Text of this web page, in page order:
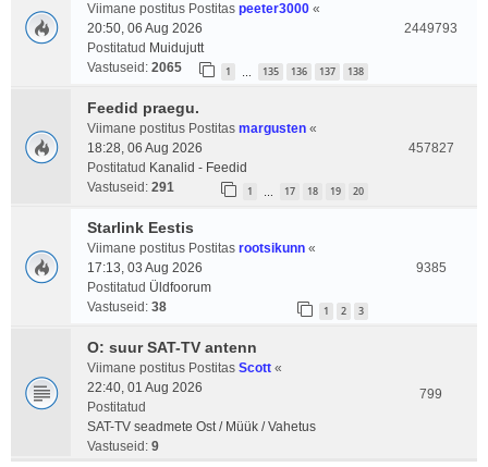
Viimane postitus Postitas peeter3000 «
20:50, 06 Aug 2026
Postitatud Muidujutt
Vastuseid: 2065 1 135 136 137 138
2449793
Feedid praegu.
Viimane postitus Postitas margusten «
18:28, 06 Aug 2026
Postitatud Kanalid - Feedid
Vastuseid: 291 1 17 18 19 20
457827
Starlink Eestis
Viimane postitus Postitas rootsikunn «
17:13, 03 Aug 2026
Postitatud Üldfoorum
Vastuseid: 38 1 2 3
9385
O: suur SAT-TV antenn
Viimane postitus Postitas Scott «
22:40, 01 Aug 2026
Postitatud
SAT-TV seadmete Ost / Müük / Vahetus
Vastuseid: 9
799